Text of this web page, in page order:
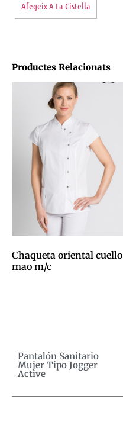
Afegeix A La Cistella
Productes Relacionats
Chaqueta oriental cuello
mao m/c
Pantalón Sanitario
Mujer Tipo Jogger
Active